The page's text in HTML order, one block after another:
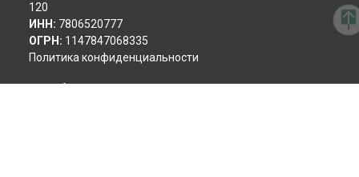
Избавление от сколопендр
120
ИНН: 7806520777
ОГРН: 1147847068335
Политика конфиденциальности